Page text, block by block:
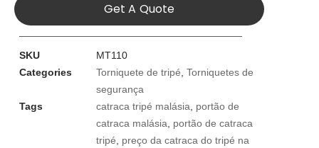
Get A Quote
SKU
MT110
Categories
Torniquete de tripé, Torniquetes de
segurança
Tags
catraca tripé malásia, portão de
catraca malásia, portão de catraca
tripé, preço da catraca do tripé na